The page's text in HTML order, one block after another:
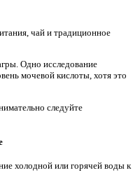
чай и традиционное
Одно исследование
мочевой кислоты, хотя это
следуйте
холодной или горячей воды к